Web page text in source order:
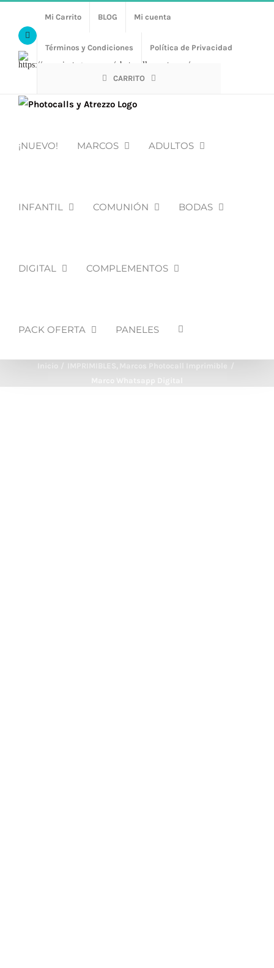
contenidoFacebook
Https://www.instagram.com/photocalls_y_atrezzo/
Mi Carrito BLOG Mi cuenta
Términos y Condiciones Política de Privacidad
CARRITO
¡NUEVO! MARCOS ADULTOS
INFANTIL COMUNIÓN BODAS
DIGITAL COMPLEMENTOS
PACK OFERTA PANELES
Inicio